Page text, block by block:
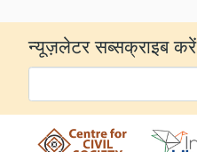
न्यूज़लेटर सब्सक्राइब करें